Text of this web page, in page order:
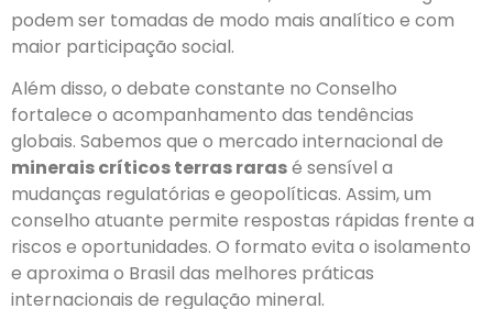
podem ser tomadas de modo mais analítico e com
maior participação social.
Além disso, o debate constante no Conselho
fortalece o acompanhamento das tendências
globais. Sabemos que o mercado internacional de
minerais críticos terras rarasé sensível a
mudanças regulatórias e geopolíticas. Assim, um
conselho atuante permite respostas rápidas frente a
riscos e oportunidades. O formato evita o isolamento
e aproxima o Brasil das melhores práticas
internacionais de regulação mineral.